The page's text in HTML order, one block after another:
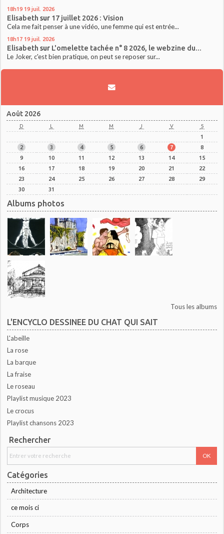
18h19 19 juil. 2026
Elisabeth sur 17 juillet 2026 : Vision
Cela me fait penser à une vidéo, une femme qui est entrée...
18h17 19 juil. 2026
Elisabeth sur L'omelette tachée n° 8 2026, le webzine du...
Le Joker, c'est bien pratique, on peut se reposer sur...
Août 2026
D L M M J V S
1
2
3 4 5 6 7
8
9
10 11 12 13 14
15
16
17 18 19 20 21
22
23
24 25 26 27 28
29
30
31
Albums photos
Tous les albums
L'ENCYCLO DESSINEE DU CHAT QUI SAIT
L'abeille
La rose
La barque
La fraise
Le roseau
Playlist musique 2023
Le crocus
Playlist chansons 2023
Rechercher
Catégories
Architecture
ce mois ci
Corps